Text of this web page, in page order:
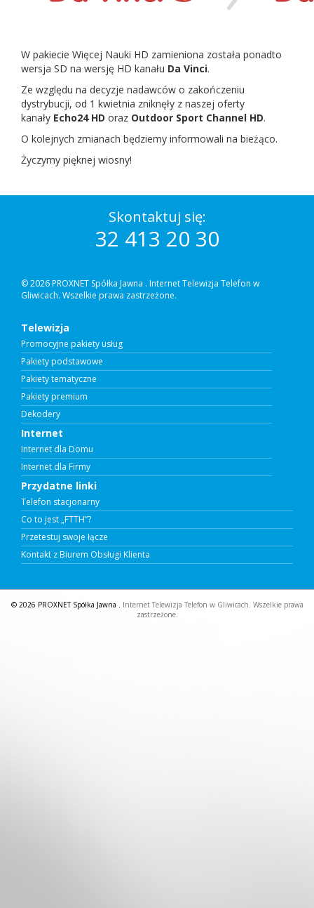
W pakiecie Więcej Nauki HD zamieniona została ponadto
wersja SD na wersję HD kanału Da Vinci.
Ze względu na decyzje nadawców o zakończeniu
dystrybucji, od 1 kwietnia zniknęły z naszej oferty
kanały Echo24 HD oraz Outdoor Sport Channel HD.
O kolejnych zmianach będziemy informowali na bieżąco.
Życzymy pięknej wiosny!
Skontaktuj się:
32 413 20 30
© 2026 PROXNET Spółka Jawna . Internet Telewizja Telefon w
Gliwicach. Wszelkie prawa zastrzeżone.
Telewizja
Promocyjne pakiety usług
Pakiety podstawowe
Pakiety tematyczne
Pakiety premium
Dekodery
Internet
Internet dla Domu
Internet dla Firmy
Przydatne linki
Telefon stacjonarny
Co to jest „FTTH”?
Przetestuj swoje łącze
Kontakt z Biurem Obsługi Klienta
© 2026 PROXNET Spółka Jawna . Internet Telewizja Telefon w Gliwicach. Wszelkie prawa
zastrzeżone.